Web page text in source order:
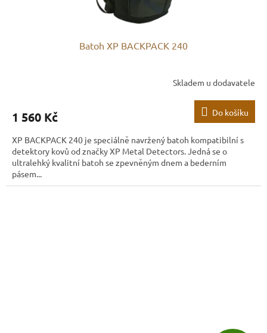
Batoh XP BACKPACK 240
Skladem u dodavatele
1 560 Kč Do košíku
XP BACKPACK 240 je speciálně navržený batoh kompatibilní s
detektory kovů od značky XP Metal Detectors. Jedná se o
ultralehký kvalitní batoh se zpevněným dnem a bederním
pásem...